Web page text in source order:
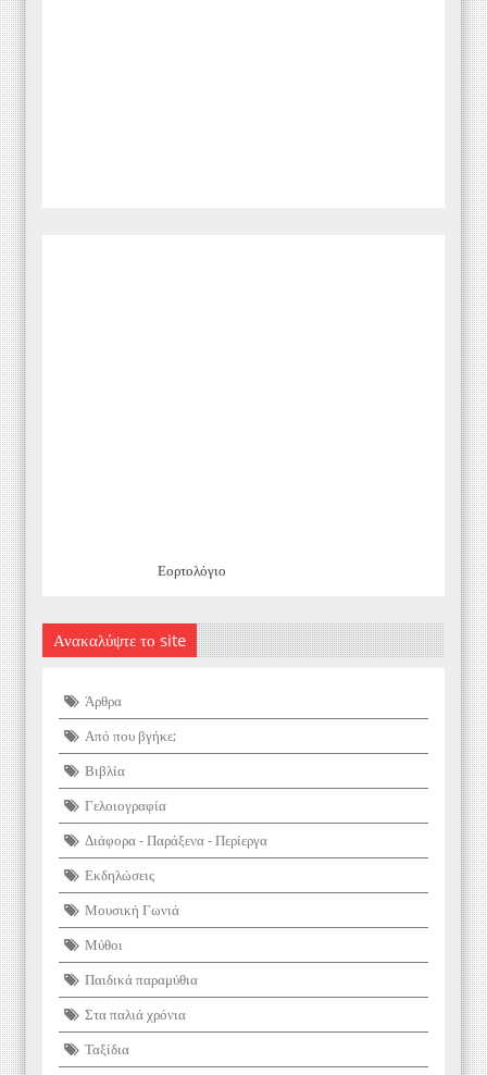
Εορτολόγιο
Ανακαλύψτε το site
Άρθρα
Από που βγήκε;
Βιβλία
Γελοιογραφία
Διάφορα - Παράξενα - Περίεργα
Εκδηλώσεις
Μουσική Γωνιά
Μύθοι
Παιδικά παραμύθια
Στα παλιά χρόνια
Ταξίδια